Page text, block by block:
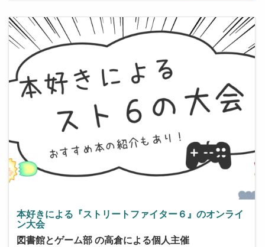
本好きによる『ストリートファイター６』のオンライ
ン大会
図書館とゲーム部 の高倉による個人主催